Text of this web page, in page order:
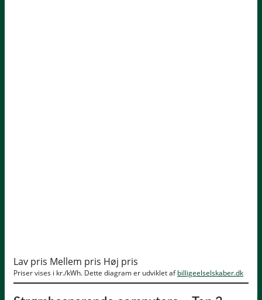
Lav pris Mellem pris Høj pris
Priser vises i kr./kWh. Dette diagram er udviklet afbilligeelselskaber.dk